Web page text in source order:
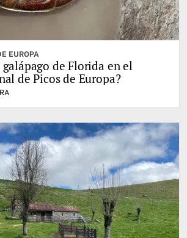
EUROPA
galápago de Florida en el
de Picos de Europa?